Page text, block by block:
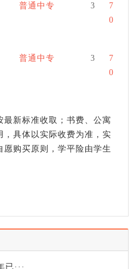
普通中专 3
7
0
普通中专 3
7
0
新标准收取；书费、公寓
具体以实际收费为准，实
愿购买原则，学平险由学生
···